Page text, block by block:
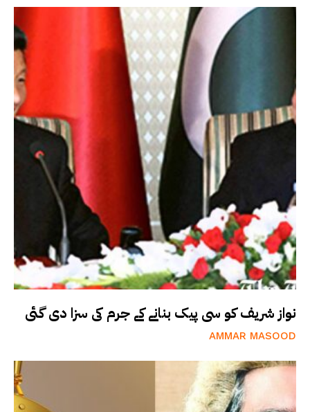
نواز شریف کو سی پیک بنانے کے جرم کی سزا دی گئی
AMMAR MASOOD